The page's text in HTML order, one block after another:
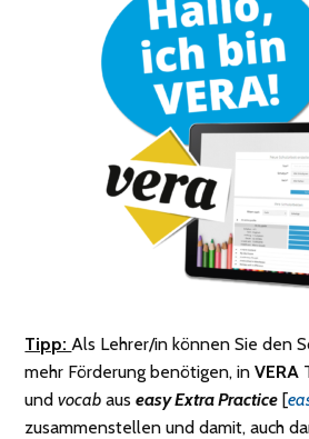
Tipp:Als Lehrer/in können Sie den
mehr Förderung benötigen, inVERA
undvocab auseasy Extra Practice [
zusammenstellen und damit, auch